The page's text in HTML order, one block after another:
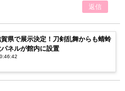
返信
県で展示決定！刀剣乱舞からも蜻蛉
ネルが館内に設置